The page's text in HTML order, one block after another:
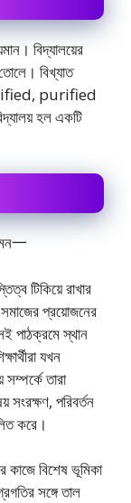
বিদ্যালয়ের
বিখ্যাত
purified
হল একটি
一
টিকিয়ে রাখার
প্রয়ােজনের
পাঠক্রমে স্থান
যখন
তারা
সংরক্ষণ, পরিবর্তন
করে।
কাজে বিশেষ ভূমিকা
সঙ্গে তাল